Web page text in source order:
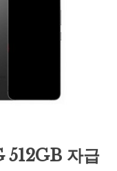
512GB 자급